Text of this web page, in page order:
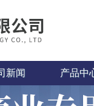
新闻 产品中